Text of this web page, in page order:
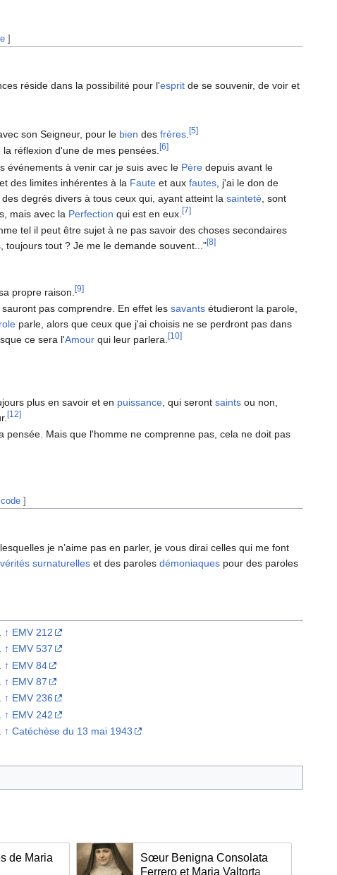
]
réside dans la possibilité pour l'esprit de se souvenir, de voir et
son Seigneur, pour le bien desfrères .[5]
la réflexion d'une de mes pensées.[6]
événements à venir car je suis avec le Père depuis avant le
et des limites inhérentes à la Faute et auxfautes , j'ai le don de
des degrés divers à tous ceux qui, ayant atteint lasainteté , sont
mais avec la Perfection qui est en eux.[7]
tel il peut être sujet à ne pas savoir des choses secondaires
tout ? Je me le demande souvent..."[8]
propre raison.[9]
pas comprendre. En effet lessavants étudieront la parole,
parle, alors que ceux que j'ai choisis ne se perdront pas dans
ce sera l'Amour qui leur parlera.[10]
plus en savoir et en puissance , qui serontsaints ou non,
[12]
pensée. Mais que l'homme ne comprenne pas, cela ne doit pas
]
je n’aime pas en parler, je vous dirai celles qui me font
vérités surnaturelles et des parolesdémoniaques pour des paroles
↑ EMV 212
↑ EMV 537
↑ EMV 84
↑ EMV 87
↑ EMV 236
↑ EMV 242
↑ Catéchèse du 13 mai 1943
de Maria
Sœur Benigna Consolata
Ferrero et Maria Valtorta